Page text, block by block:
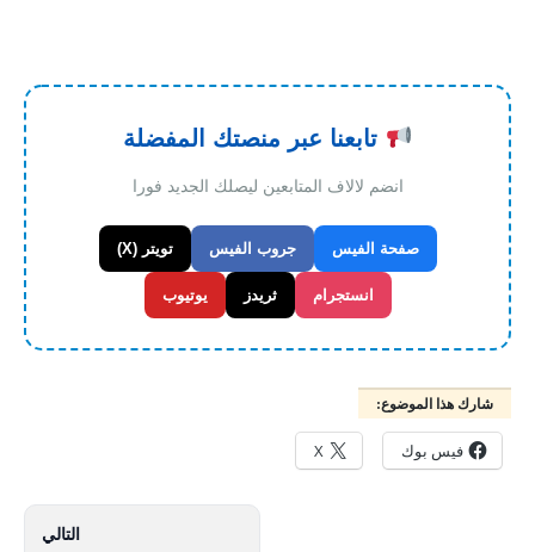
تابعنا عبر منصتك المفضلة
انضم لالاف المتابعين ليصلك الجديد فورا
صفحة الفيس جروب الفيس تويتر (X)
انستجرام ثريدز يوتيوب
شارك هذا الموضوع:
فيس بوك X
التالي